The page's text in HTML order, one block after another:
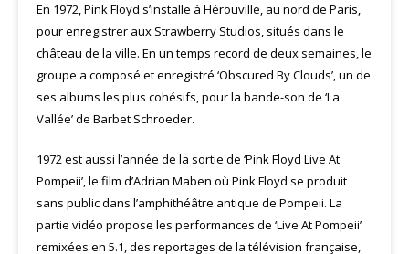
En 1972, Pink Floyd s’installe à Hérouville, au nord de Paris,
pour enregistrer aux Strawberry Studios, situés dans le
château de la ville. En un temps record de deux semaines, le
groupe a composé et enregistré ‘Obscured By Clouds’, un de
ses albums les plus cohésifs, pour la bande-son de ‘La
Vallée’ de Barbet Schroeder.
1972 est aussi l’année de la sortie de ‘Pink Floyd Live At
Pompeii’, le film d’Adrian Maben où Pink Floyd se produit
sans public dans l’amphithéâtre antique de Pompeii. La
partie vidéo propose les performances de ‘Live At Pompeii’
remixées en 5.1, des reportages de la télévision française,